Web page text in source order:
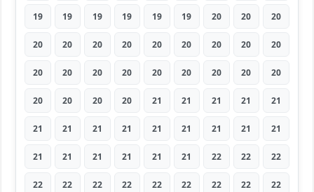
19 19 19 19 19 19 20 20 20
20 20 20 20 20 20 20 20 20
20 20 20 20 20 20 20 20 20
20 20 20 20 21 21 21 21 21
21 21 21 21 21 21 21 21 21
21 21 21 21 21 21 22 22 22
22 22 22 22 22 22 22 22 22